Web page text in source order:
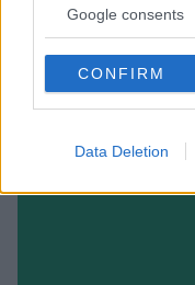
not limited to your visit
use your data for
consent section.
Google consents
CONFIRM
Data Deletion
British